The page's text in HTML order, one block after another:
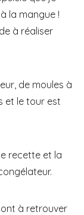
la mangue !
à réaliser
de moules à
et le tour est
recette et la
à retrouver